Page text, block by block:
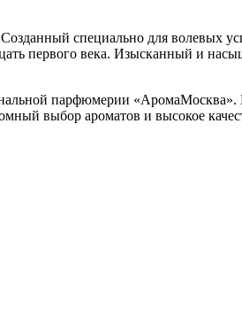
специально для волевых
первого века. Изысканный и
парфюмерии «АромаМосква».
выбор ароматов и высокое